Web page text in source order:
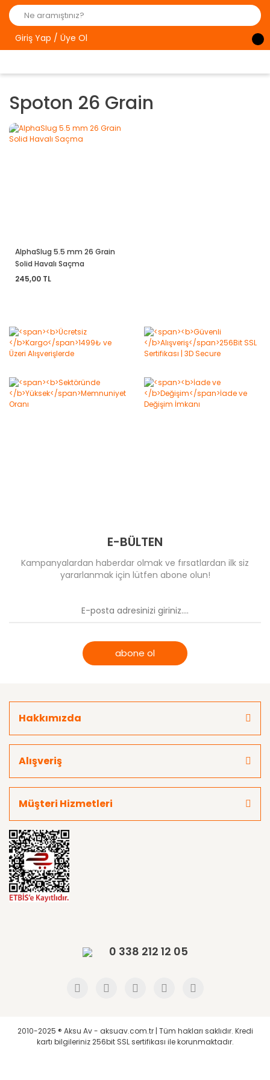
Giriş Yap / Üye Ol
Spoton 26 Grain
AlphaSlug 5.5 mm 26 Grain
Solid Havalı Saçma
245,00 TL
E-BÜLTEN
Kampanyalardan haberdar olmak ve fırsatlardan ilk siz
yararlanmak için lütfen abone olun!
abone ol
Hakkımızda
Alışveriş
Müşteri Hizmetleri
0 338 212 12 05
2010-2025 ® Aksu Av - aksuav.com.tr | Tüm hakları saklıdır. Kredi
kartı bilgileriniz 256bit SSL sertifikası ile korunmaktadır.